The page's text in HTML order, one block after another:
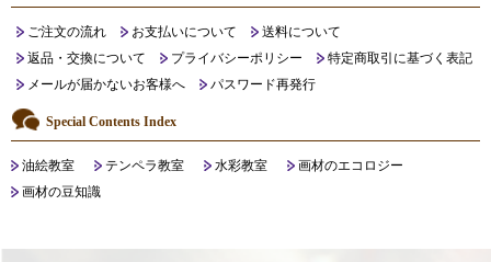
ご注文の流れ お支払いについて
送料について
返品・交換について
プライバシーポリシー
特定商取引に基づく表記
メールが届かないお客様へ
パスワード再発行
Special Contents Index
油絵教室 テンペラ教室 水彩教室
画材のエコロジー
画材の豆知識